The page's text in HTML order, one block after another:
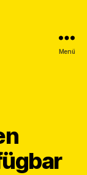
Menü